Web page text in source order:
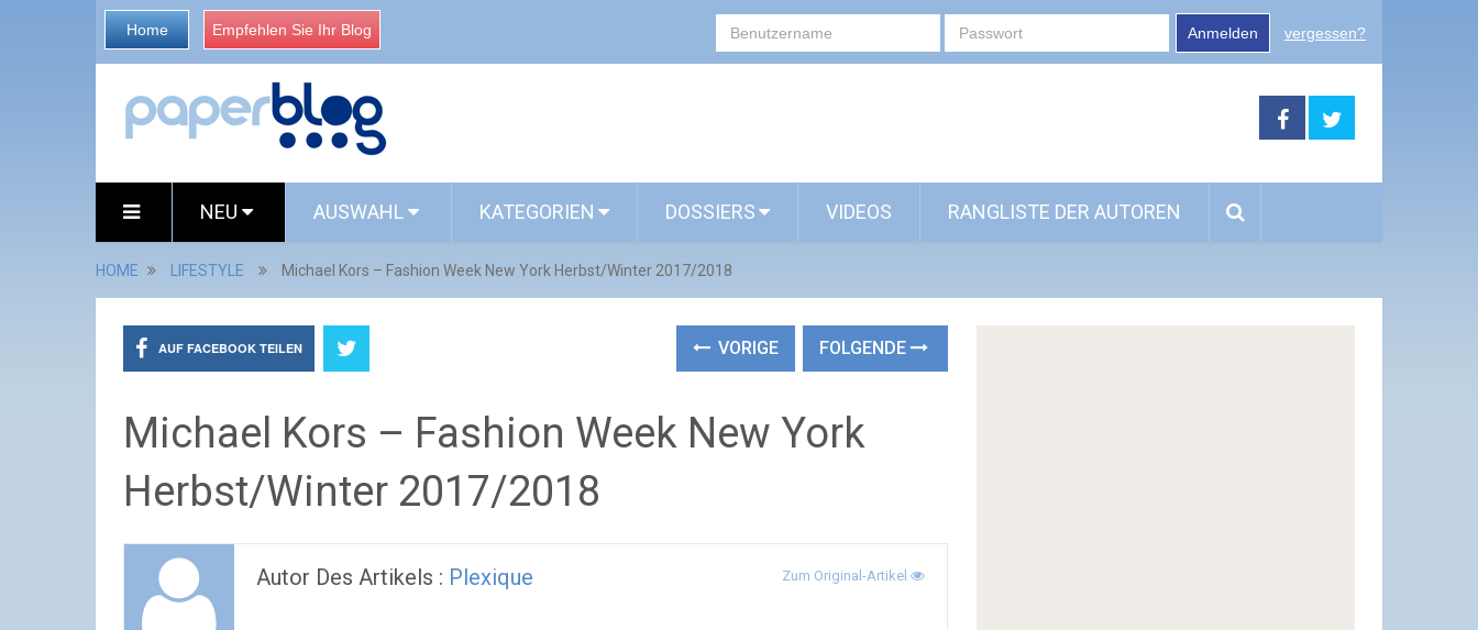
Home Empfehlen Sie Ihr Blog Anmelden vergessen?
NEU AUSWAHL KATEGORIEN DOSSIERS VIDEOS RANGLISTE DER AUTOREN
HOME LIFESTYLE Michael Kors – Fashion Week New York Herbst/Winter 2017/2018
AUF FACEBOOK TEILEN VORIGE FOLGENDE
Michael Kors – Fashion Week New York
Herbst/Winter 2017/2018
Autor Des Artikels : Plexique Zum Original-Artikel